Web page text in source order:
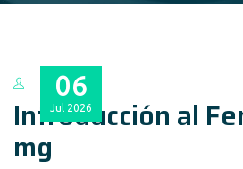
06
Jul 2026
Introducción al
mg